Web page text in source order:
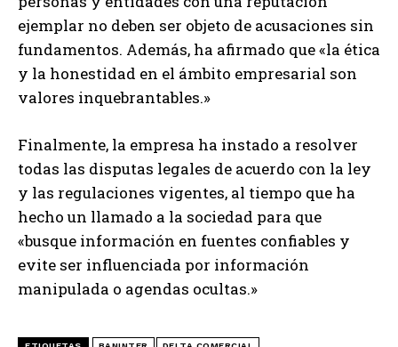
ejemplar no deben ser objeto de acusaciones sin
fundamentos. Además, ha afirmado que «la ética
y la honestidad en el ámbito empresarial son
valores inquebrantables.»
Finalmente, la empresa ha instado a resolver
todas las disputas legales de acuerdo con la ley
y las regulaciones vigentes, al tiempo que ha
hecho un llamado a la sociedad para que
«busque información en fuentes confiables y
evite ser influenciada por información
manipulada o agendas ocultas.»